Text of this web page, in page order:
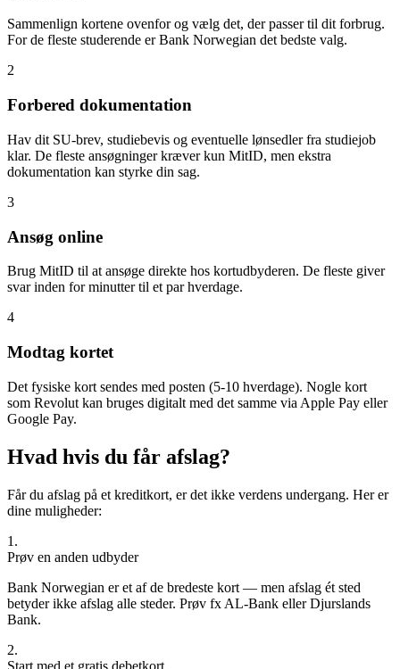
Sammenlign kortene ovenfor og vælg det, der passer til dit forbrug.
For de fleste studerende er Bank Norwegian det bedste valg.
2
Forbered dokumentation
Hav dit SU-brev, studiebevis og eventuelle lønsedler fra studiejob
klar. De fleste ansøgninger kræver kun MitID, men ekstra
dokumentation kan styrke din sag.
3
Ansøg online
Brug MitID til at ansøge direkte hos kortudbyderen. De fleste giver
svar inden for minutter til et par hverdage.
4
Modtag kortet
Det fysiske kort sendes med posten (5-10 hverdage). Nogle kort
som Revolut kan bruges digitalt med det samme via Apple Pay eller
Google Pay.
Hvad hvis du får afslag?
Får du afslag på et kreditkort, er det ikke verdens undergang. Her er
dine muligheder:
1.
Prøv en anden udbyder
Bank Norwegian er et af de bredeste kort — men afslag ét sted
betyder ikke afslag alle steder. Prøv fx AL-Bank eller Djurslands
Bank.
2.
Start med et gratis debetkort